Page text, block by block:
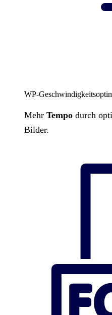
WP-
Mehr Tempo durch
Bilder.